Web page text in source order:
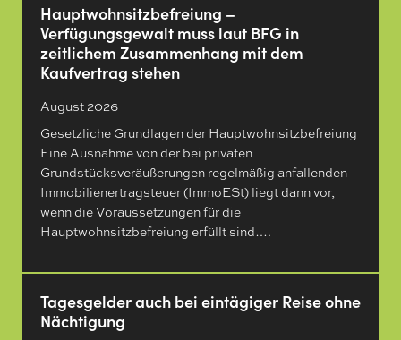
Hauptwohnsitz​­befreiung –
Verfügungsgewalt muss laut BFG in
zeitlichem Zusammenhang mit dem
Kaufvertrag stehen
August 2026
Gesetzliche Grundlagen der Hauptwohnsitzbefreiung
Eine Ausnahme von der bei privaten
Grundstücksveräußerungen regelmäßig anfallenden
Immobilienertragsteuer (ImmoESt) liegt dann vor,
wenn die Voraussetzungen für die
Hauptwohnsitzbefreiung erfüllt sind….
Tagesgelder auch bei eintägiger Reise ohne
Nächtigung